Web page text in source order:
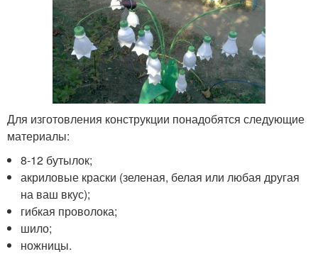
Для изготовления конструкции понадобятся следующие
материалы:
8-12 бутылок;
акриловые краски (зеленая, белая или любая другая
на ваш вкус);
гибкая проволока;
шило;
ножницы.